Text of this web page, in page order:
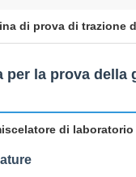
di prova di trazione
per la prova
di